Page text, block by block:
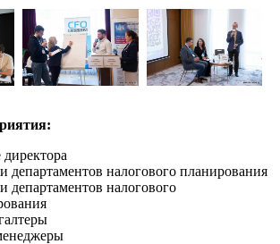
департаментов налогового планирования
департаментов налогового